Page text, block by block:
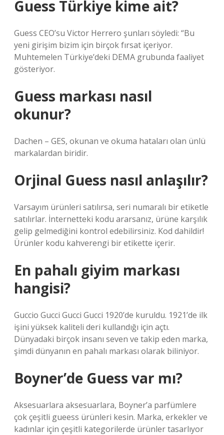
Guess Türkiye kime ait?
Guess CEO’su Victor Herrero şunları söyledi: “Bu
yeni girişim bizim için birçok fırsat içeriyor.
Muhtemelen Türkiye’deki DEMA grubunda faaliyet
gösteriyor.
Guess markası nasıl
okunur?
Dachen – GES, okunan ve okuma hataları olan ünlü
markalardan biridir.
Orjinal Guess nasıl anlaşılır?
Varsayım ürünleri satılırsa, seri numaralı bir etiketle
satılırlar. İnternetteki kodu ararsanız, ürüne karşılık
gelip gelmediğini kontrol edebilirsiniz. Kod dahildir!
Ürünler kodu kahverengi bir etikette içerir.
En pahalı giyim markası
hangisi?
Guccio Gucci Gucci Gucci 1920’de kuruldu. 1921’de ilk
işini yüksek kaliteli deri kullandığı için açtı.
Dünyadaki birçok insanı seven ve takip eden marka,
şimdi dünyanın en pahalı markası olarak biliniyor.
Boyner’de Guess var mı?
Aksesuarlara aksesuarlara, Boyner’a parfümlere
çok çeşitli gueess ürünleri kesin. Marka, erkekler ve
kadınlar için çeşitli kategorilerde ürünler tasarlıyor